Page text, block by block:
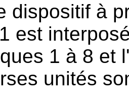
dispositif à
est
1 à 8 et
unités